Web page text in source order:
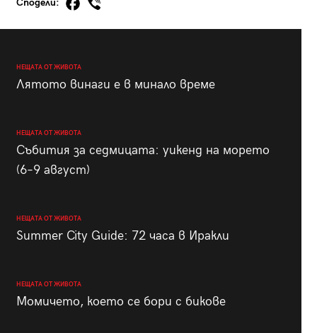
Сподели:
НЕЩАТА ОТ ЖИВОТА
Лятото винаги е в минало време
НЕЩАТА ОТ ЖИВОТА
Събития за седмицата: уикенд на морето
(6–9 август)
НЕЩАТА ОТ ЖИВОТА
Summer City Guide: 72 часа в Иракли
НЕЩАТА ОТ ЖИВОТА
Момичето, което се бори с бикове